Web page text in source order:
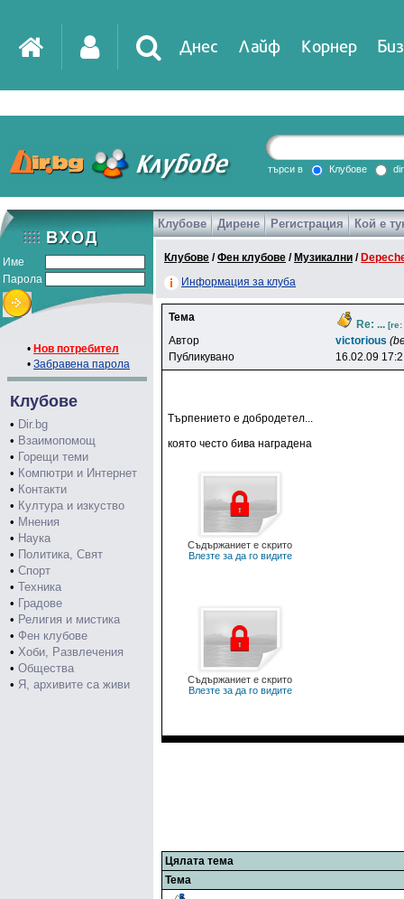
Днес Лайф Корнер
DirTV Impressio
Games
търси в Клубове
Име
Парола
• Нов потребител
• Забравена парола
Клубове
• Dir.bg
• Взаимопомощ
• Горещи теми
• Компютри и Интернет
• Контакти
• Култура и изкуство
• Мнения
• Наука
• Политика, Свят
• Спорт
• Техника
• Градове
• Религия и мистика
• Фен клубове
• Хоби, Развлечения
• Общества
• Я, архивите са живи
Клубове Дирене Регистрация Кой е
Клубове /Фен клубове / Музикални /
Информация за клуба
Тема
Re: ...
Автор victorious
Публикувано
16.02.09
Търпението е добродетел...
която често бива наградена
Съдържаниет е скрито
Влезте за да го видите
Съдържаниет е скрито
Влезте за да го видите
Цялата тема
Тема